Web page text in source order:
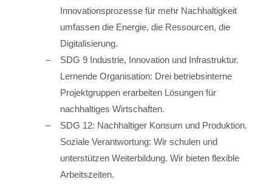
Innovationsprozesse für mehr Nachhaltigkeit
umfassen die Energie, die Ressourcen, die
Digitalisierung.
SDG 9 Industrie, Innovation und Infrastruktur.
Lernende Organisation: Drei betriebsinterne
Projektgruppen erarbeiten Lösungen für
nachhaltiges Wirtschaften.
SDG 12: Nachhaltiger Konsum und Produktion.
Soziale Verantwortung: Wir schulen und
unterstützen Weiterbildung. Wir bieten flexible
Arbeitszeiten.